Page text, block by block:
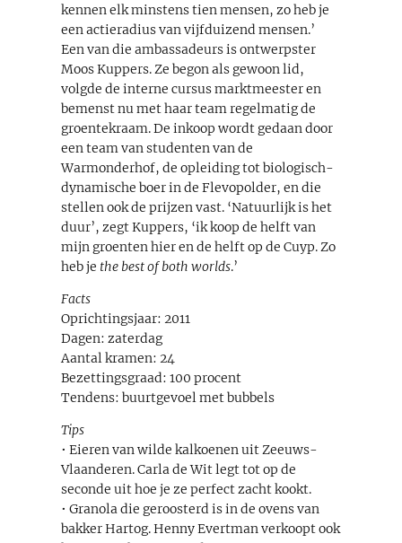
kennen elk minstens tien mensen, zo heb je
een actieradius van vijfduizend mensen.’
Een van die ambassadeurs is ontwerpster
Moos Kuppers. Ze begon als gewoon lid,
volgde de interne cursus marktmeester en
bemenst nu met haar team regelmatig de
groentekraam. De inkoop wordt gedaan door
een team van studenten van de
Warmonderhof, de opleiding tot biologisch-
dynamische boer in de Flevopolder, en die
stellen ook de prijzen vast. ‘Natuurlijk is het
duur’, zegt Kuppers, ‘ik koop de helft van
mijn groenten hier en de helft op de Cuyp. Zo
heb je the best of both worlds.’
Facts
Oprichtingsjaar: 2011
Dagen: zaterdag
Aantal kramen: 24
Bezettingsgraad: 100 procent
Tendens: buurtgevoel met bubbels
Tips
• Eieren van wilde kalkoenen uit Zeeuws-
Vlaanderen. Carla de Wit legt tot op de
seconde uit hoe je ze perfect zacht kookt.
• Granola die geroosterd is in de ovens van
bakker Hartog. Henny Evertman verkoopt ook